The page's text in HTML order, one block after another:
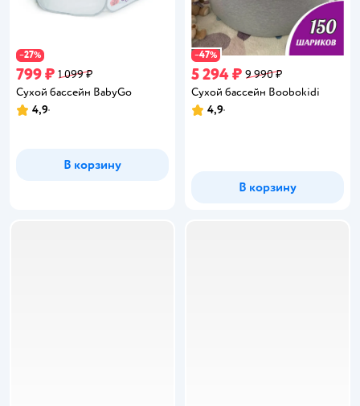
−27%
799 ₽ 1 099 ₽
Сухой бассейн BabyGo
Рейтинг:
4,9
В корзину
−47%
5 294 ₽ 9 990 ₽
Сухой бассейн Boobokidi
Рейтинг:
4,9
В корзину